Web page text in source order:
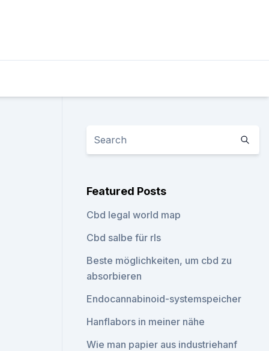
Featured Posts
Cbd legal world map
Cbd salbe für rls
Beste möglichkeiten, um cbd zu
absorbieren
Endocannabinoid-systemspeicher
Hanflabors in meiner nähe
Wie man papier aus industriehanf